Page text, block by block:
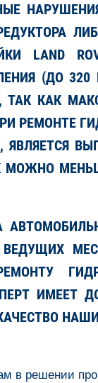
LAND
(ДО 320
КАК
РЕМОНТЕ
МОЖНО
ИМЕЕТ
решении